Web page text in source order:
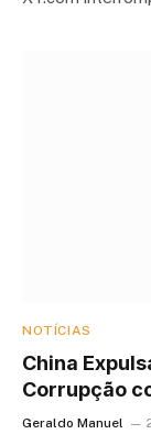
NOTÍCIAS
China
Corrupção
Geraldo Manuel